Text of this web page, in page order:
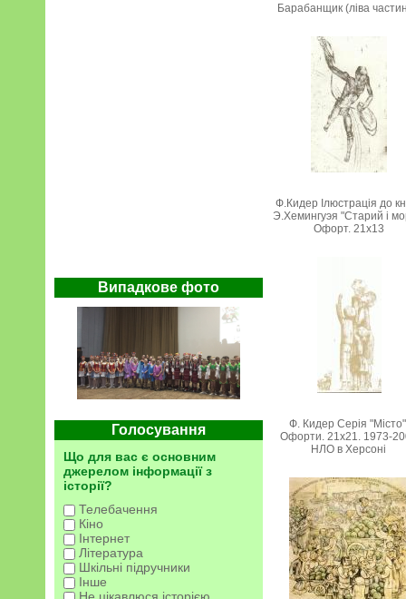
Випадкове фото
Голосування
Що для вас є основним
джерелом інформації з
історії?
Телебачення
Кіно
Інтернет
Література
Шкільні підручники
Інше
Барабанщик (ліва
Ф.Кидер Ілюстрація до
Э.Хемингуэя "Старий і
Офорт. 21х13
Ф. Кидер Серія
Офорти. 21х21. 1973-
НЛО в Херсоні